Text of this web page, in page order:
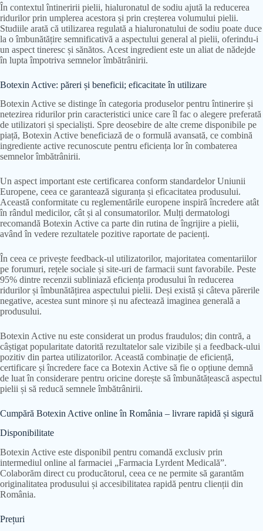
În contextul întineririi pielii, hialuronatul de sodiu ajută la reducerea
ridurilor prin umplerea acestora și prin creșterea volumului pielii.
Studiile arată că utilizarea regulată a hialuronatului de sodiu poate duce
la o îmbunătățire semnificativă a aspectului general al pielii, oferindu-i
un aspect tineresc și sănătos. Acest ingredient este un aliat de nădejde
în lupta împotriva semnelor îmbătrânirii.
Botexin Active: păreri și beneficii; eficacitate în utilizare
Botexin Active se distinge în categoria produselor pentru întinerire și
netezirea ridurilor prin caracteristici unice care îl fac o alegere preferată
de utilizatori și specialiști. Spre deosebire de alte creme disponibile pe
piață, Botexin Active beneficiază de o formulă avansată, ce combină
ingrediente active recunoscute pentru eficiența lor în combaterea
semnelor îmbătrânirii.
Un aspect important este certificarea conform standardelor Uniunii
Europene, ceea ce garantează siguranța și eficacitatea produsului.
Această conformitate cu reglementările europene inspiră încredere atât
în rândul medicilor, cât și al consumatorilor. Mulți dermatologi
recomandă Botexin Active ca parte din rutina de îngrijire a pielii,
având în vedere rezultatele pozitive raportate de pacienți.
În ceea ce privește feedback-ul utilizatorilor, majoritatea comentariilor
pe forumuri, rețele sociale și site-uri de farmacii sunt favorabile. Peste
95% dintre recenzii subliniază eficiența produsului în reducerea
ridurilor și îmbunătățirea aspectului pielii. Deși există și câteva părerile
negative, acestea sunt minore și nu afectează imaginea generală a
produsului.
Botexin Active nu este considerat un produs fraudulos; din contră, a
câștigat popularitate datorită rezultatelor sale vizibile și a feedback-ului
pozitiv din partea utilizatorilor. Această combinație de eficiență,
certificare și încredere face ca Botexin Active să fie o opțiune demnă
de luat în considerare pentru oricine dorește să îmbunătățească aspectul
pielii și să reducă semnele îmbătrânirii.
Cumpără Botexin Active online în România – livrare rapidă și sigură
Disponibilitate
Botexin Active este disponibil pentru comandă exclusiv prin
intermediul online al farmaciei „Farmacia Lyrdent Medicală”.
Colaborăm direct cu producătorul, ceea ce ne permite să garantăm
originalitatea produsului și accesibilitatea rapidă pentru clienții din
România.
Prețuri